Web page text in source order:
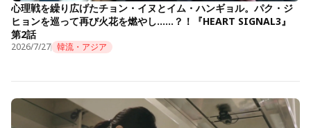
心理戦を繰り広げたチョン・イヌとイム・ハンギョル。パク・ジ
ヒョンを巡って再び火花を燃やし……？！『HEART SIGNAL3』
第2話
2026/7/27 韓流・アジア